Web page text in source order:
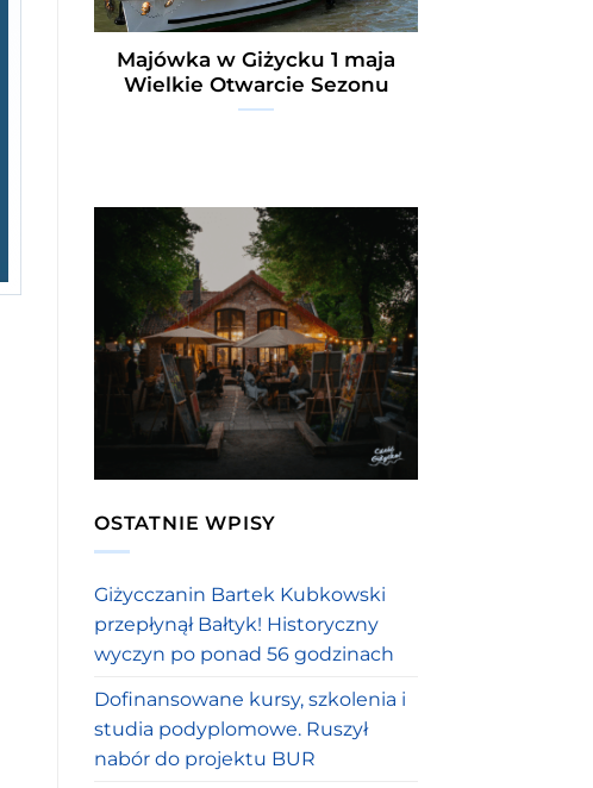
Majówka w Giżycku 1 maja
Wielkie Otwarcie Sezonu
OSTATNIE WPISY
Giżycczanin Bartek Kubkowski
przepłynął Bałtyk! Historyczny
wyczyn po ponad 56 godzinach
Dofinansowane kursy, szkolenia i
studia podyplomowe. Ruszył
nabór do projektu BUR